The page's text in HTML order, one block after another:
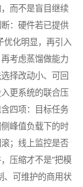
而不是盲目继续
：硬件若已提供
优化明显，再引入
考虑蒸馏做能力
择改动小、可回
更系统的联合压
四项：目标任务
峰值负载下的时
；线上监控是否
压缩才不是“把模
、可维护的商用状